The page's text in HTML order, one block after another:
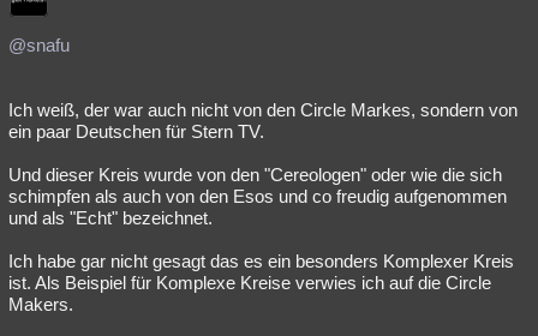
Besucht
Lesenswert
@snafu
Ich weiß, der war auch nicht von den Circle Markes, sondern von
ein paar Deutschen für Stern TV.
Und dieser Kreis wurde von den "Cereologen" oder wie die sich
schimpfen als auch von den Esos und co freudig aufgenommen
und als "Echt" bezeichnet.
Ich habe gar nicht gesagt das es ein besonders Komplexer Kreis
ist. Als Beispiel für Komplexe Kreise verwies ich auf die Circle
Makers.